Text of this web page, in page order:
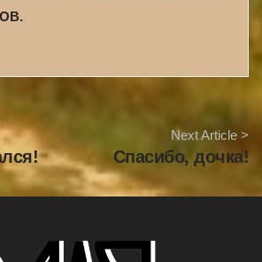
Next Article >
Спасибо, дочка!